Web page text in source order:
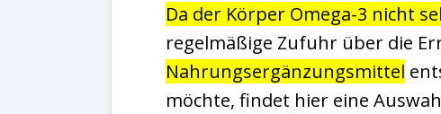
Da der Körper Omega-3 nicht
regelmäßige Zufuhr über die
Nahrungsergänzungsmittel
möchte, findet hier eine